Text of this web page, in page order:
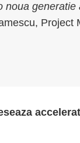
noua generatie
Project